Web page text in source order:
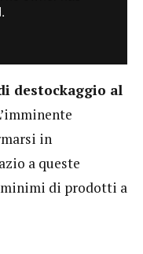
destockaggio al
in
a queste
di prodotti a